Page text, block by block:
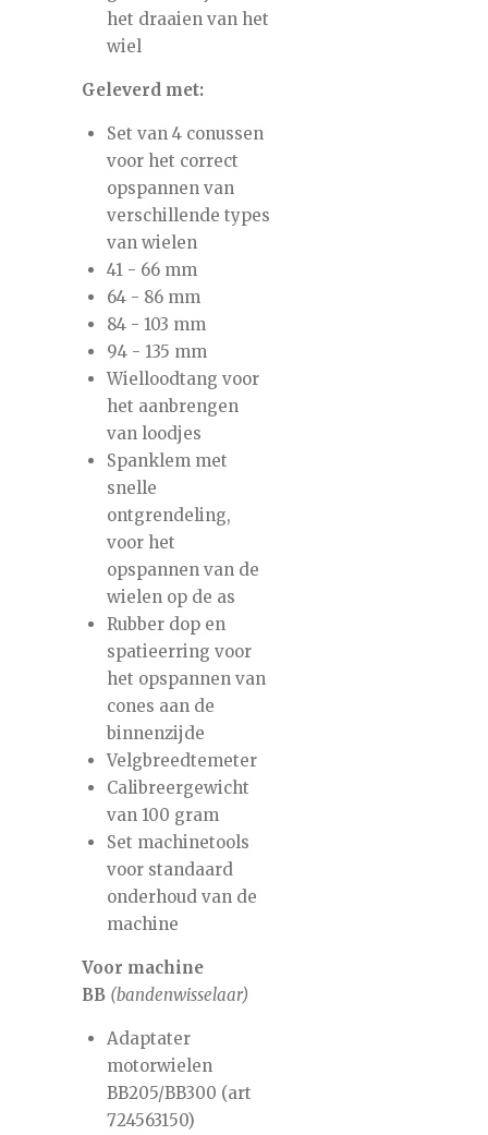
het draaien van het
wiel
Geleverd met:
Set van 4 conussen
voor het correct
opspannen van
verschillende types
van wielen
41 - 66 mm
64 - 86 mm
84 - 103 mm
94 - 135 mm
Wielloodtang voor
het aanbrengen
van loodjes
Spanklem met
snelle
ontgrendeling,
voor het
opspannen van de
wielen op de as
Rubber dop en
spatieerring voor
het opspannen van
cones aan de
binnenzijde
Velgbreedtemeter
Calibreergewicht
van 100 gram
Set machinetools
voor standaard
onderhoud van de
machine
Voor machine
BB (bandenwisselaar)
Adaptater
motorwielen
BB205/BB300 (art
724563150)